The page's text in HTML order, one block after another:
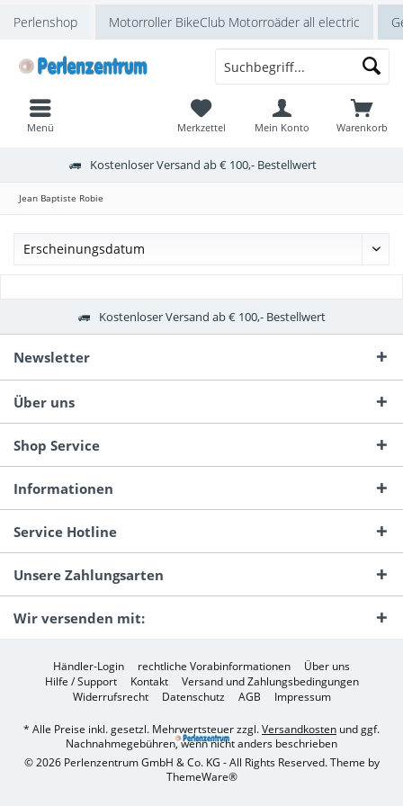
Perlenshop Motorroller BikeClub Motorroäder all electric
Kostenloser Versand ab € 100,- Bestellwert
Warenkorb
Merkzettel Mein Konto
Menü
Jean Baptiste Robie
Kostenloser Versand ab € 100,- Bestellwert
Newsletter
Über uns
Shop Service
Informationen
Service Hotline
Unsere Zahlungsarten
Wir versenden mit:
Händler-Login rechtliche Vorabinformationen
Über uns
Hilfe / Support
Kontakt
Versand und Zahlungsbedingungen
Widerrufsrecht
Datenschutz AGB Impressum
* Alle Preise inkl. gesetzl. Mehrwertsteuer zzgl.Versandkosten und ggf.
Nachnahmegebühren, wenn nicht anders beschrieben
© 2026 Perlenzentrum GmbH & Co. KG - All Rights Reserved. Theme by
ThemeWare®